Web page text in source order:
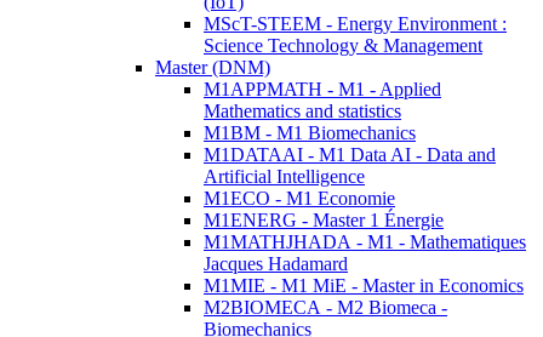
MScT-STEEM - Energy Environment :
Science Technology & Management
Master (DNM)
M1APPMATH - M1 - Applied
Mathematics and statistics
M1BM - M1 Biomechanics
M1DATAAI - M1 Data AI - Data and
Artificial Intelligence
M1ECO - M1 Economie
M1ENERG - Master 1 Énergie
M1MATHJHADA - M1 - Mathematiques
Jacques Hadamard
M1MIE - M1 MiE - Master in Economics
M2BIOMECA - M2 Biomeca -
Biomechanics